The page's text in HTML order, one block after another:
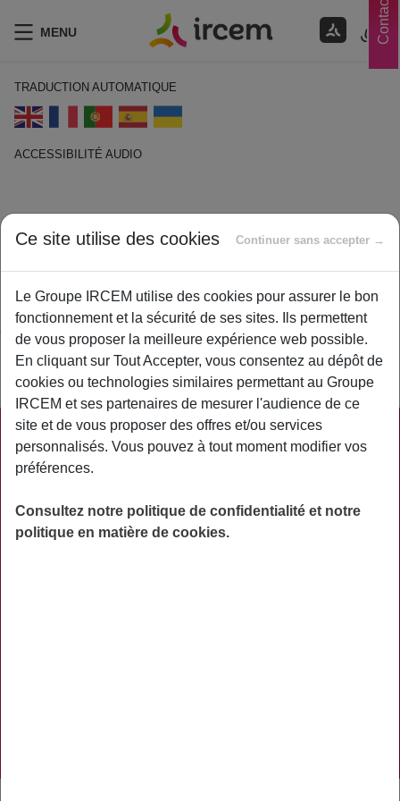
Contacts
MENU
TRADUCTION AUTOMATIQUE
ACCESSIBILITÉ AUDIO
Prévoyance
1 février 2021
Byircem
Ce sont des contrats d’assurance qui préviennent les risques
liés à la personne. Les risques couverts sont le décès, une
incapacité de travail ou l’invalidité.
PRATIQUE
ACTUALITÉS
ASSURANCES
PRÉVOYANCE
Ce site utilise des cookies Continuer sans accepter →
Le Groupe IRCEM utilise des cookies pour assurer le bon
fonctionnement et la sécurité de ses sites. Ils permettent
de vous proposer la meilleure expérience web possible.
En cliquant sur Tout Accepter, vous consentez au dépôt de
cookies ou technologies similaires permettant au Groupe
IRCEM et ses partenaires de mesurer l'audience de ce
site et de vous proposer des offres et/ou services
personnalisés. Vous pouvez à tout moment modifier vos
préférences.
Consultez notre politique de confidentialité et notre
politique en matière de cookies.